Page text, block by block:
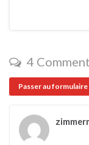
4
Passer au